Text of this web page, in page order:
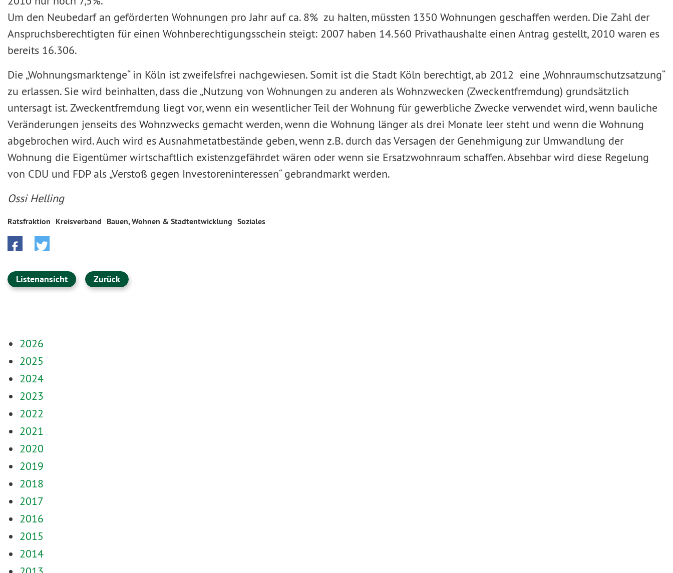
Um den Neubedarf an geförderten Wohnungen pro Jahr auf ca. 8% zu halten, müssten 1350 Wohnungen geschaffen werden. Die Zahl der
Anspruchsberechtigten für einen Wohnberechtigungsschein steigt: 2007 haben 14.560 Privathaushalte einen Antrag gestellt, 2010 waren es
bereits 16.306.
Die „Wohnungsmarktenge“ in Köln ist zweifelsfrei nachgewiesen. Somit ist die Stadt Köln berechtigt, ab 2012 eine „Wohnraumschutzsatzung“
zu erlassen. Sie wird beinhalten, dass die „Nutzung von Wohnungen zu anderen als Wohnzwecken (Zweckentfremdung) grundsätzlich
untersagt ist. Zweckentfremdung liegt vor, wenn ein wesentlicher Teil der Wohnung für gewerbliche Zwecke verwendet wird, wenn bauliche
Veränderungen jenseits des Wohnzwecks gemacht werden, wenn die Wohnung länger als drei Monate leer steht und wenn die Wohnung
abgebrochen wird. Auch wird es Ausnahmetatbestände geben, wenn z.B. durch das Versagen der Genehmigung zur Umwandlung der
Wohnung die Eigentümer wirtschaftlich existenzgefährdet wären oder wenn sie Ersatzwohnraum schaffen. Absehbar wird diese Regelung
von CDU und FDP als „Verstoß gegen Investoreninteressen“ gebrandmarkt werden.
Ossi Helling
Ratsfraktion Kreisverband Bauen, Wohnen & Stadtentwicklung Soziales
Listenansicht Zurück
2026
2025
2024
2023
2022
2021
2020
2019
2018
2017
2016
2015
2014